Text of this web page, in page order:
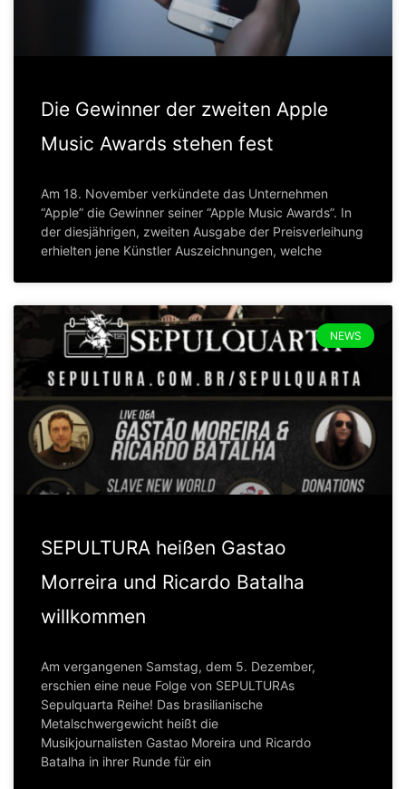
Die Gewinner der zweiten Apple
Music Awards stehen fest
Am 18. November verkündete das Unternehmen
“Apple” die Gewinner seiner “Apple Music Awards”. In
der diesjährigen, zweiten Ausgabe der Preisverleihung
erhielten jene Künstler Auszeichnungen, welche
NEWS
SEPULTURA heißen Gastao
Morreira und Ricardo Batalha
willkommen
Am vergangenen Samstag, dem 5. Dezember,
erschien eine neue Folge von SEPULTURAs
Sepulquarta Reihe! Das brasilianische
Metalschwergewicht heißt die
Musikjournalisten Gastao Moreira und Ricardo
Batalha in ihrer Runde für ein